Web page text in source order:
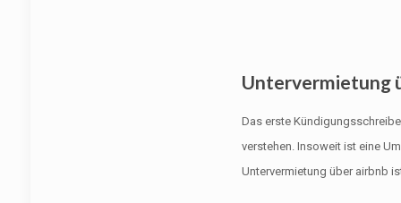
Untervermietung
Das erste
verstehen. Insoweit ist eine
Untervermietung über airbnb